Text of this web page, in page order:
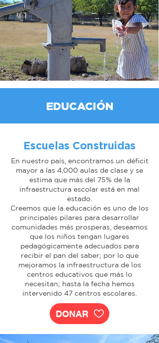
EDUCACIÓN
Escuelas Construidas
En nuestro país, encontramos un déficit
mayor a las 4,000 aulas de clase y se
estima que más del 75% de la
infraestructura escolar está en mal
estado.
Creemos que la educación es uno de los
principales pilares para desarrollar
comunidades más prosperas, deseamos
que los niños tengan lugares
pedagógicamente adecuados para
recibir el pan del saber; por lo que
mejoramos la infraestructura de los
centros educativos que más lo
necesitan; hasta la fecha hemos
intervenido 47 centros escolares.
DONAR